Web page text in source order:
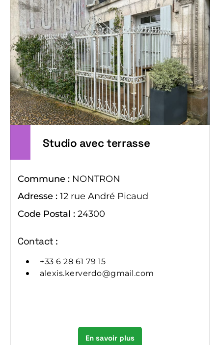
Studio avec terrasse
Commune : NONTRON
Adresse : 12 rue André Picaud
Code Postal : 24300
Contact :
+33 6 28 61 79 15
alexis.kerverdo@gmail.com
En savoir plus